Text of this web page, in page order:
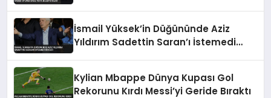
İsmail Yüksek’in Düğününde Aziz
Yıldırım Sadettin Saran’ı İstemedi
Kylian Mbappe Dünya Kupası Gol
Rekorunu Kırdı Messi’yi Geride Bıraktı